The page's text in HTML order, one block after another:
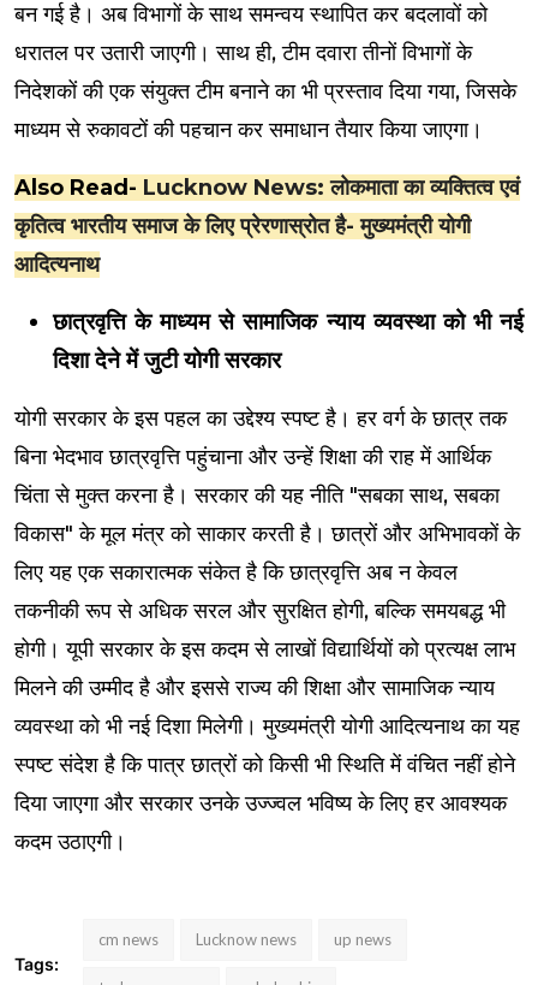
बन गई है। अब विभागों के साथ समन्वय स्थापित कर बदलावों को
धरातल पर उतारी जाएगी। साथ ही, टीम दवारा तीनों विभागों के
निदेशकों की एक संयुक्त टीम बनाने का भी प्रस्ताव दिया गया, जिसके
माध्यम से रुकावटों की पहचान कर समाधान तैयार किया जाएगा।
Also Read- Lucknow News: लोकमाता का व्यक्तित्व एवं
कृतित्व भारतीय समाज के लिए प्रेरणास्रोत है- मुख्यमंत्री योगी
आदित्यनाथ
छात्रवृत्ति के माध्यम से सामाजिक न्याय व्यवस्था को भी नई
दिशा देने में जुटी योगी सरकार
योगी सरकार के इस पहल का उद्देश्य स्पष्ट है। हर वर्ग के छात्र तक
बिना भेदभाव छात्रवृत्ति पहुंचाना और उन्हें शिक्षा की राह में आर्थिक
चिंता से मुक्त करना है। सरकार की यह नीति "सबका साथ, सबका
विकास" के मूल मंत्र को साकार करती है। छात्रों और अभिभावकों के
लिए यह एक सकारात्मक संकेत है कि छात्रवृत्ति अब न केवल
तकनीकी रूप से अधिक सरल और सुरक्षित होगी, बल्कि समयबद्ध भी
होगी। यूपी सरकार के इस कदम से लाखों विद्यार्थियों को प्रत्यक्ष लाभ
मिलने की उम्मीद है और इससे राज्य की शिक्षा और सामाजिक न्याय
व्यवस्था को भी नई दिशा मिलेगी। मुख्यमंत्री योगी आदित्यनाथ का यह
स्पष्ट संदेश है कि पात्र छात्रों को किसी भी स्थिति में वंचित नहीं होने
दिया जाएगा और सरकार उनके उज्ज्वल भविष्य के लिए हर आवश्यक
कदम उठाएगी।
Tags:
cm news Lucknow news up news